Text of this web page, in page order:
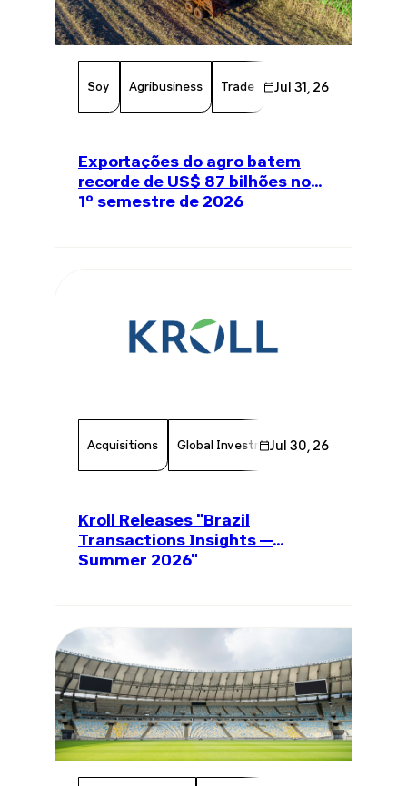
Soy Agribusiness Trade Global Trade
Jul 31, 26
Exportações do agro batem
recorde de US$ 87 bilhões no
1º semestre de 2026
Acquisitions Global Investments Invest In Brazil
Jul 30, 26
Kroll Releases "Brazil
Transactions Insights —
Summer 2026"